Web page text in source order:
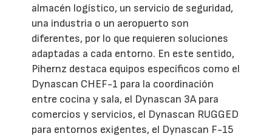
almacén logístico, un servicio de seguridad,
una industria o un aeropuerto son
diferentes, por lo que requieren soluciones
adaptadas a cada entorno. En este sentido,
Pihernz destaca equipos específicos como el
Dynascan CHEF-1 para la coordinación
entre cocina y sala, el Dynascan 3A para
comercios y servicios, el Dynascan RUGGED
para entornos exigentes, el Dynascan F-15